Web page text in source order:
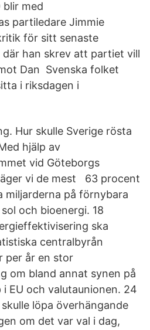
blir med
partiledare Jimmie
för sitt senaste
han skrev att partiet vill
Dan Svenska folket
i riksdagen i
Hur skulle Sverige rösta
hjälp av
vid Göteborgs
vi de mest 63 procent
miljarderna på förnybara
och bioenergi. 18
ska
centralbyrån
per år en stor
om bland annat synen på
EU och valutaunionen. 24
löpa överhängande
om det var val i dag,